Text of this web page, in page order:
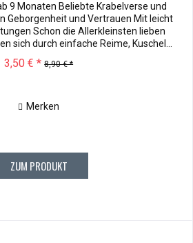
9 Monaten Beliebte Krabelverse und
Geborgenheit und Vertrauen Mit leicht
Schon die Allerkleinsten lieben
sich durch einfache Reime, Kuschel...
3,50 € * 8,90 € *
Merken
ZUM PRODUKT